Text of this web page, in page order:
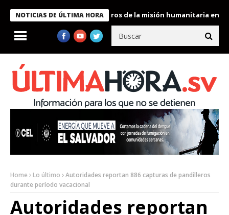
NOTICIAS DE ÚLTIMA HORA
Bukele condecora a miembros de la misión humanitaria enviada a
Home Lo último
Autoridades reportan 886 capturas de pandilleros
durante período vacacional
Autoridades reportan